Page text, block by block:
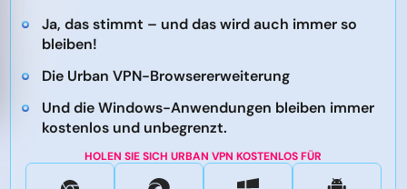
Ja, das stimmt – und das wird auch immer so
bleiben!
Die Urban VPN-Browsererweiterung
Und die Windows-Anwendungen bleiben immer
kostenlos und unbegrenzt.
HOLEN SIE SICH URBAN VPN KOSTENLOS FÜR